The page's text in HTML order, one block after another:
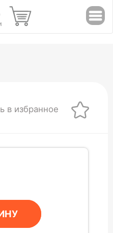
в избранное